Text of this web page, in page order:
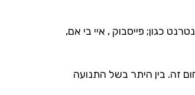
כגון; פייסבוק , איי בי אם,
זה. בין היתר בשל התנועה